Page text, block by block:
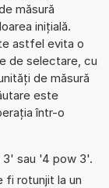
măsură
inițială.
astfel evita o
de selectare, cu
de măsură
este
într-o
sau '4 pow 3'.
fi rotunjit la un